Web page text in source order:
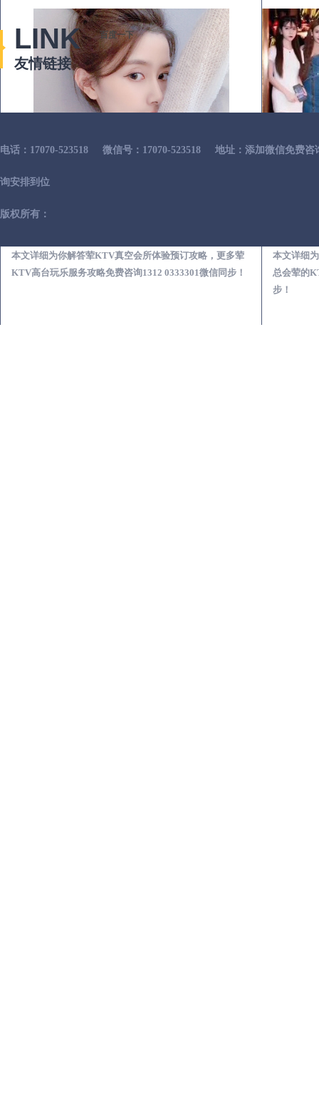
本文详细为你解答荤KTV真空会所体验预订攻略，更多荤
KTV高台玩乐服务攻略免费咨询1312 0333301微信同步！
本文详细
总会荤的
步！
LINK
友情链接
百度一下
电话：17070-523518 微信号：17070-523518 地址：添加微信免费
询安排到位
版权所有：